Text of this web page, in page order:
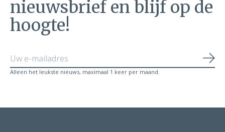
nieuwsbrief en blijf op de
hoogte!
Alleen het leukste nieuws, maximaal 1 keer per maand.